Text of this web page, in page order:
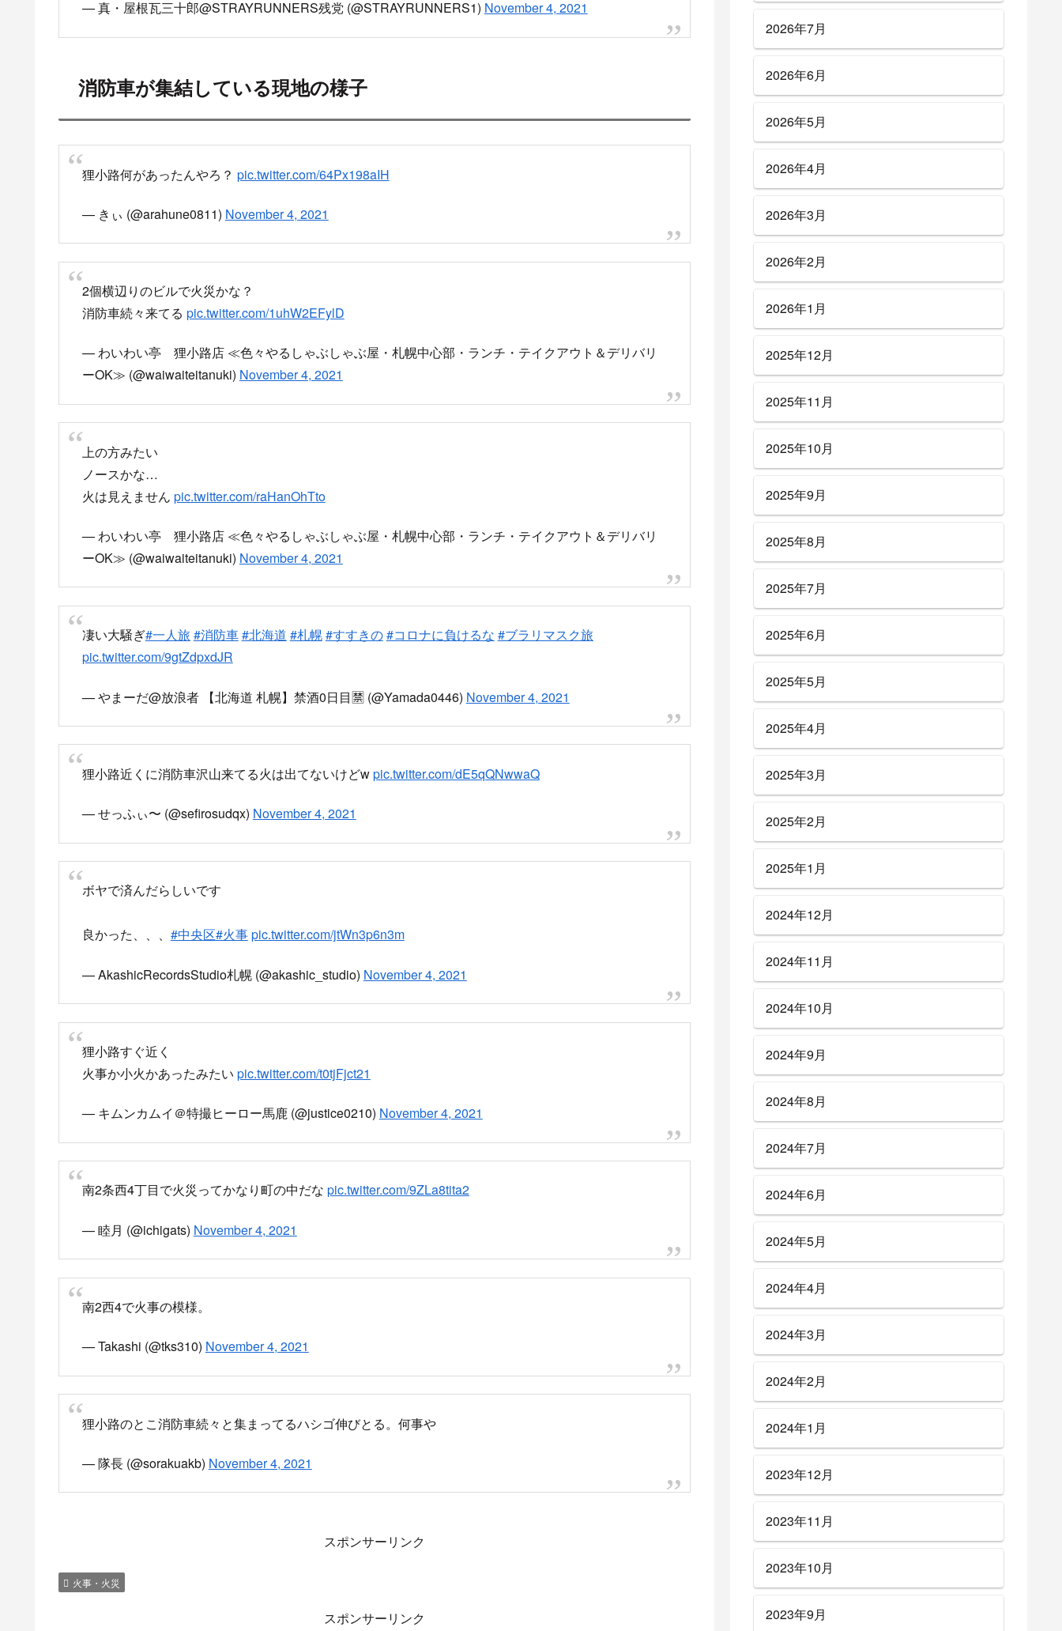
目次
14時20分頃 北海道札幌市中央区南2条西4丁目で火災発生
14時20分頃 北海道札幌市中央区南2条西4丁目で火災発生
救急隊員がストレッチャー出して走ってった。pic.twitter.com/TJgzDmrBtv
— 真・屋根瓦三十郎@STRAYRUNNERS残党 (@STRAYRUNNERS1)
消防車が集結している現地の様子
狸小路何があったんやろ？
— きぃ (@arahune0811)November 4, 2021
消防車続々来てる
ーOK≫ (@waiwaiteitanuki)November 4, 2021
上の方みたい
火は見えませんpic.twitter.com/raHanOhTto
— わいわい亭 狸小路店 ≪色々やるしゃぶしゃぶ屋・札幌中心部・ランチ・テイクアウト＆デリバリ
ーOK≫ (@waiwaiteitanuki)November 4, 2021
凄い大騒ぎ#一人旅#消防車#北海道#札幌#すすきの
— やまーだ@放浪者 【北海道 札幌】禁酒0日目🈲 (@Yamada0446)November 4, 2021
— せっふぃ〜 (@sefirosudqx)November 4, 2021
良かった、、、#中央区#火事pic.twitter.com/jtWn3p6n3m
— AkashicRecordsStudio札幌 (@akashic_studio)November 4, 2021
狸小路すぐ近く
2026年7月
2026年6月
2026年5月
2026年4月
2026年3月
2026年2月
2026年1月
2025年12月
2025年11月
2025年10月
2025年9月
2025年8月
2025年7月
2025年6月
2025年5月
2025年4月
2025年3月
2025年2月
2025年1月
2024年12月
2024年11月
2024年10月
2024年9月
2024年8月
2024年7月
2024年6月
2024年5月
2024年4月
2024年3月
2024年2月
2024年1月
2023年12月
2023年11月
2023年10月
2023年9月